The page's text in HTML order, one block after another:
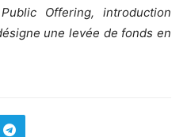
Offering, introduction
une levée de fonds en